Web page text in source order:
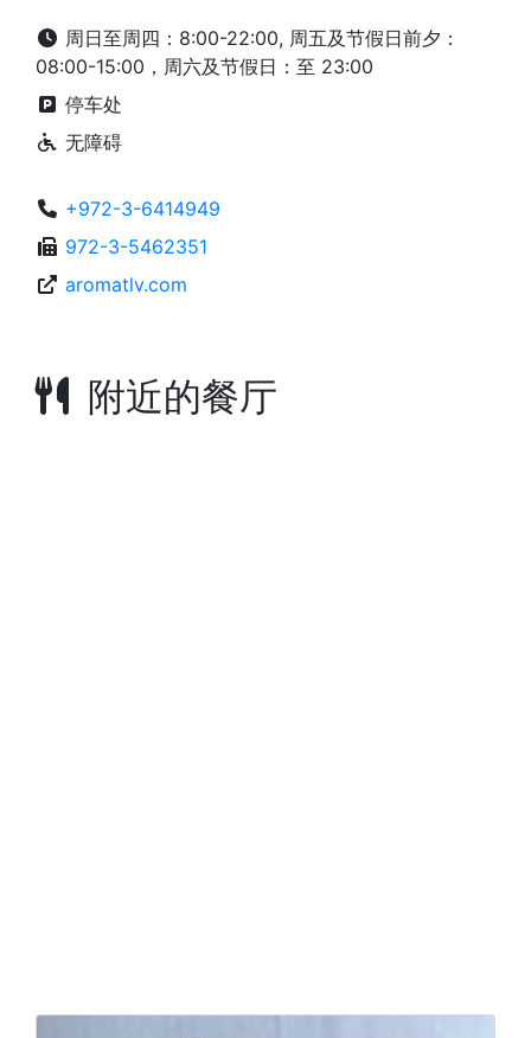
周日至周四：8:00-22:00, 周五及节假日前夕：
08:00-15:00，周六及节假日：至 23:00
停车处
无障碍
+972-3-6414949
972-3-5462351
aromatlv.com
附近的餐厅